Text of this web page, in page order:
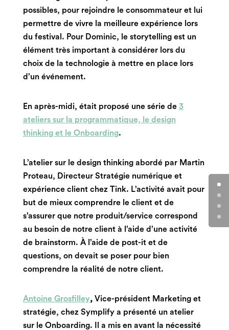
possibles, pour rejoindre le consommateur et lui
permettre de vivre la meilleure expérience lors
du festival. Pour Dominic, le storytelling est un
élément très important à considérer lors du
choix de la technologie à mettre en place lors
d’un événement.
En après-midi, était proposé une série de 3
ateliers sur la programmatique, le design
thinking et le Onboarding.
L’atelier sur le design thinking abordé par Martin
Proteau, Directeur Stratégie numérique et
expérience client chez Tink. L’activité avait pour
but de mieux comprendre le client et de
s’assurer que notre produit/service correspond
au besoin de notre client à l’aide d’une activité
de brainstorm. À l’aide de post-it et de
questions, on devait se poser pour bien
comprendre la réalité de notre client.
Antoine Grosfilley, Vice-président Marketing et
stratégie, chez Symplify a présenté un atelier
sur le Onboarding. Il a mis en avant la nécessité